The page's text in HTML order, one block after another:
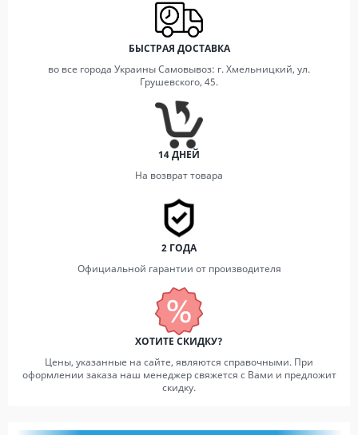
БЫСТРАЯ ДОСТАВКА
во все города Украины Самовывоз: г. Хмельницкий, ул.
Грушевского, 45.
14 ДНЕЙ
На возврат товара
2 ГОДА
Официальной гарантии от производителя
ХОТИТЕ СКИДКУ?
Цены, указанные на сайте, являются справочными. При
оформлении заказа наш менеджер свяжется с Вами и предложит
скидку.